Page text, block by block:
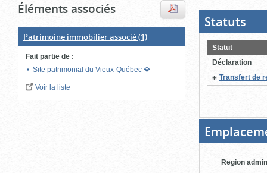
Éléments associés
Patrimoine immobilier associé(1)
Fait partie de :
Site patrimonial du Vieux-Québec
Voir la liste
bloc
d'onglets
Statuts
pour
Statut
Déclaration
Transfert de
Region